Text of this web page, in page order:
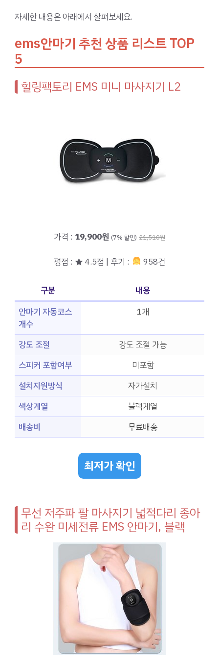
자세한 내용은 아래에서 살펴보세요.
ems안마기 추천 상품 리스트 TOP
5
힐링팩토리 EMS 미니 마사지기 L2
가격 : 19,900원 (7% 할인) 21,510원
평점 : ★ 4.5점 | 후기 : 958건
구분
내용
안마기 자동코스
개수
1개
강도 조절
강도 조절 가능
스피커 포함여부
미포함
설치지원방식
자가설치
색상계열
블랙계열
배송비
무료배송
최저가 확인
무선 저주파 팔 마사지기 넓적다리 종아
리 수완 미세전류 EMS 안마기, 블랙